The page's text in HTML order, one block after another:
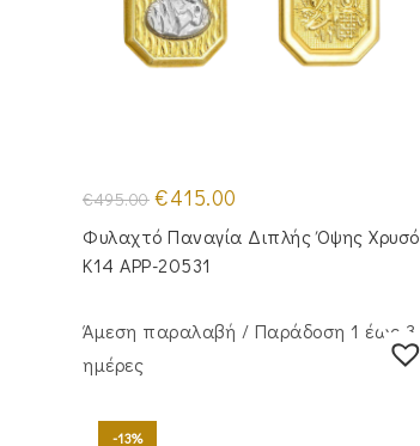
€495.00 Original
price
was:
€495.00.
€415.00
τιμή
είναι:
Φυλαχτό Παναγία Διπλής Όψης Χρυσό
Κ14 APP-20531
Άμεση παραλαβή / Παράδoση 1 έως 3
ημέρες
-13%